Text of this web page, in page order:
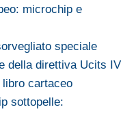
microchip e
speciale
della direttiva Ucits IV
cartaceo
sottopelle: